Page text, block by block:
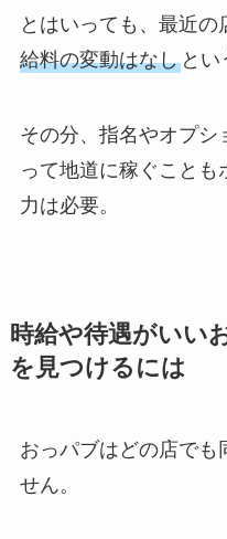
とはいっても、最近の
給料の変動はなしとい
その分、指名やオプシ
って地道に稼ぐこと
力は必要。
時給や待遇がいい
を見つけるには
おっパブはどの店でも
せん。